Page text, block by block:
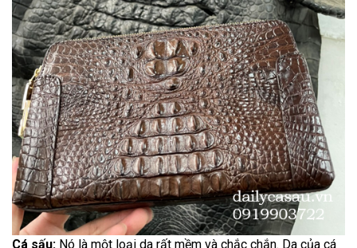
Cá sấu: Nó là một loại da rất mềm và chắc chắn. Da của cá